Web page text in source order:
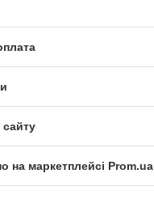
сайту
на маркетплейсі Prom.ua